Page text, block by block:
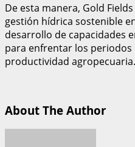
De esta manera, Gold
gestión hídrica sostenible
desarrollo de capacidades
para enfrentar los periodos
productividad agropecuaria.
About The Author